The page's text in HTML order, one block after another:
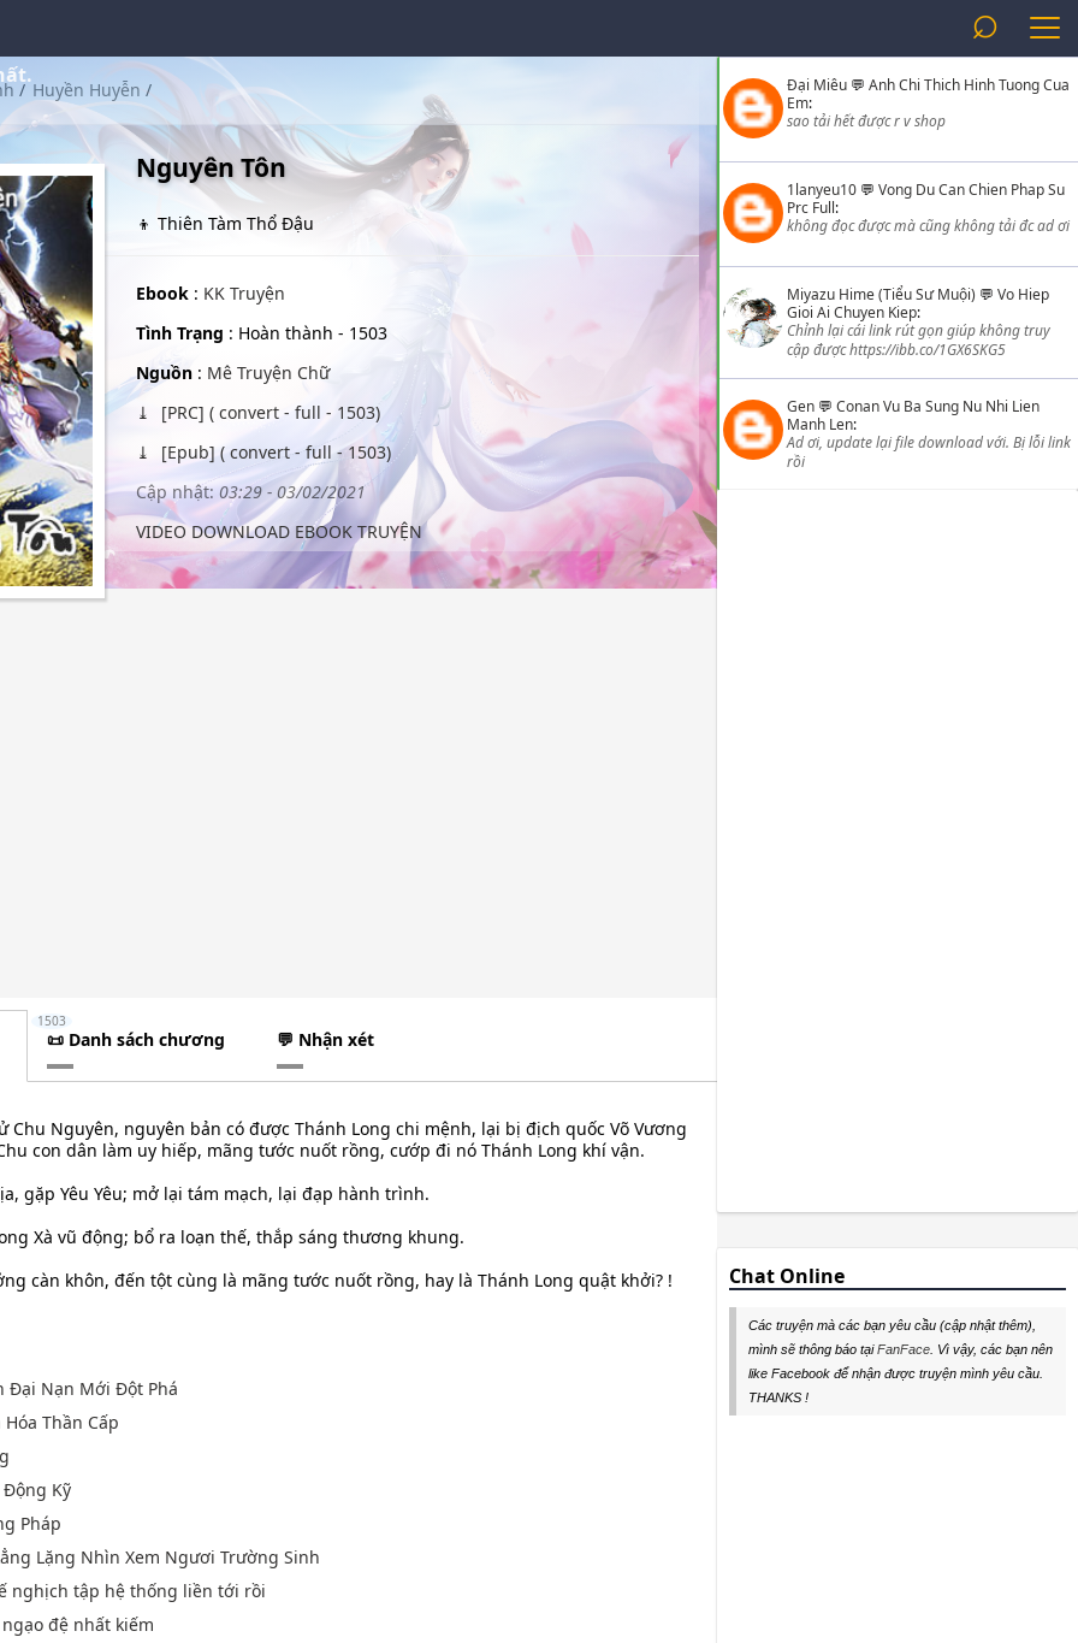
⌕
/ Huyền Huyễn /
Nguyên Tôn
👦 Thiên Tàm Thổ Đậu
Ebook : KK Truyện
Tình Trạng : Hoàn thành - 1503
Nguồn: Mê Truyện Chữ
[PRC] ( convert - full - 1503)
[Epub] ( convert - full - 1503)
Cập nhật:03:29 - 03/02/2021
VIDEO DOWNLOAD EBOOK TRUYỆN
📜 Danh sách chương
1503
💬 Nhận xét
Chu Nguyên, nguyên bản có được Thánh Long chi mệnh, lại bị địch quốc Võ Vương
con dân làm uy hiếp, mãng tước nuốt rồng, cướp đi nó Thánh Long khí vận.
gặp Yêu Yêu; mở lại tám mạch, lại đạp hành trình.
Xà vũ động; bổ ra loạn thế, thắp sáng thương khung.
càn khôn, đến tột cùng là mãng tước nuốt rồng, hay là Thánh Long quật khởi? !
Đại Nạn Mới Đột Phá
Thần Cấp
Động Kỹ
Pháp
Lặng Nhìn Xem Ngươi Trường Sinh
nghịch tập hệ thống liền tới rồi
đệ nhất kiếm
Đại Miêu 💬 Anh Chi Thich Hinh Tuong Cua
Em:
sao tải hết được r v shop
1lanyeu10 💬 Vong Du Can Chien Phap Su
Prc Full:
không đọc được mà cũng không tải đc ad ơi
Miyazu Hime (Tiểu Sư Muội) 💬 Vo Hiep
Gioi Ai Chuyen Kiep:
Chỉnh lại cái link rút gọn giúp không truy
cập được https://ibb.co/1GX6SKG5
Gen 💬 Conan Vu Ba Sung Nu Nhi Lien
Manh Len:
Ad ơi, update lại file download với. Bị lỗi link
rồi
Chat Online
Các truyện mà các bạn yêu cầu (cập nhật thêm),
mình sẽ thông báo tạiFanFace . Vì vậy, các bạn nên
like Facebook để nhận được truyện mình yêu cầu.
THANKS !